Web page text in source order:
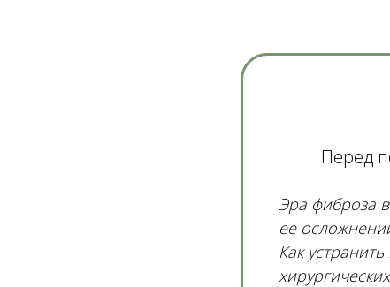
Перед
Эра фиброза
ее
Как